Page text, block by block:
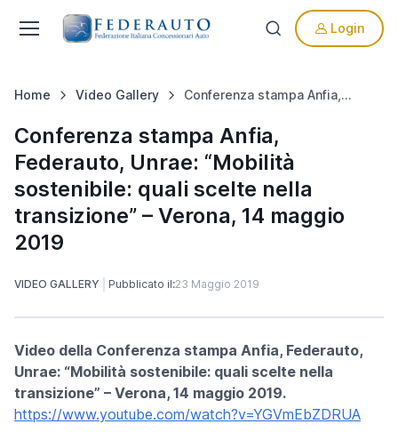
Login
Home Video Gallery Conferenza stampa Anfia, Federauto, Unrae: “Mobilità sostenibile: quali scelte nella transizione” – Verona, 14 maggio 2019
Conferenza stampa Anfia,
Federauto, Unrae: “Mobilità
sostenibile: quali scelte nella
transizione” – Verona, 14 maggio
2019
VIDEO GALLERY Pubblicato il:23 Maggio 2019
Video della Conferenza stampa Anfia, Federauto,
Unrae: “Mobilità sostenibile: quali scelte nella
transizione” – Verona, 14 maggio 2019.
https://www.youtube.com/watch?v=YGVmEbZDRUA